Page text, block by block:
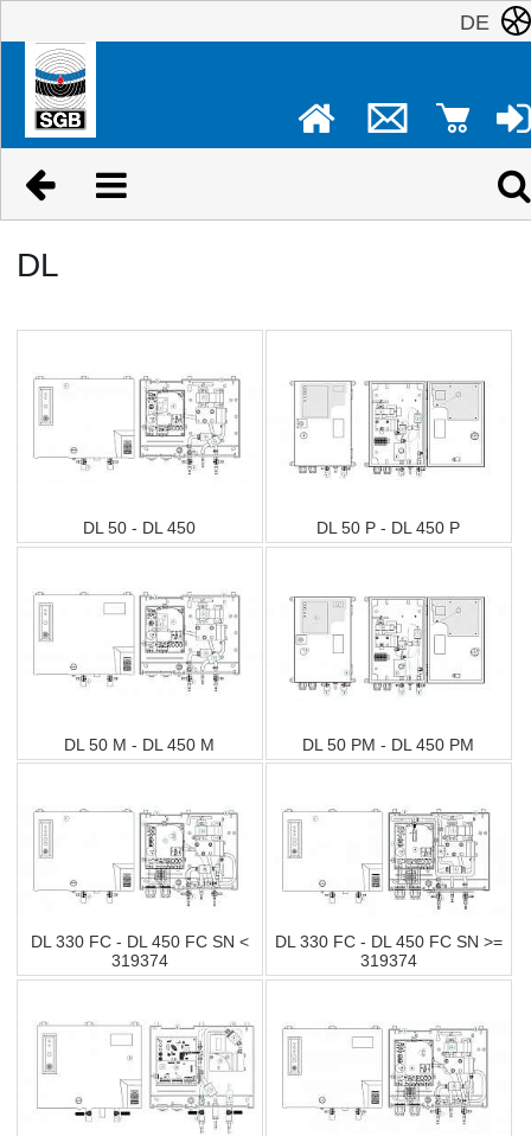
DE
DL
DL 50 - DL 450 DL 50 P - DL 450 P
DL 50 M - DL 450 M DL 50 PM - DL 450 PM
DL 330 FC - DL 450 FC SN <
319374
DL 330 FC - DL 450 FC SN >=
319374